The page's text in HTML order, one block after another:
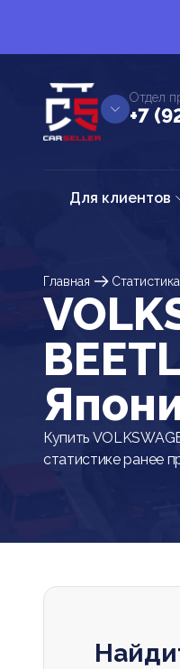
Отдел
+7
Для клиентов
Главная Статистика
Купить
статистике ранее